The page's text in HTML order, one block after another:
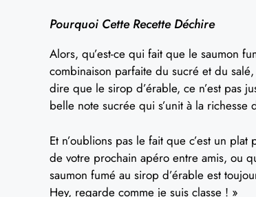
Pourquoi Cette Recette Déchire
Alors, qu’est-ce qui fait que le saumon
combinaison parfaite du sucré et du
dire que le sirop d’érable, ce n’est pas
belle note sucrée qui s’unit à la richesse
Et n’oublions pas le fait que c’est un
de votre prochain apéro entre amis, ou
saumon fumé au sirop d’érable est
Hey, regarde comme je suis classe ! »